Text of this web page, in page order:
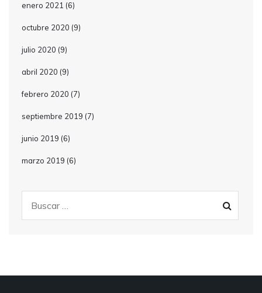
enero 2021 (6)
octubre 2020 (9)
julio 2020 (9)
abril 2020 (9)
febrero 2020 (7)
septiembre 2019 (7)
junio 2019 (6)
marzo 2019 (6)